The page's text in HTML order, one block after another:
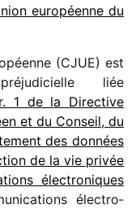
euro­péenne du
(CJUE) est
liée
1 de la Directive
et du Conseil, du
des données
de la vie privée
élec­tro­niques
élec­tro­